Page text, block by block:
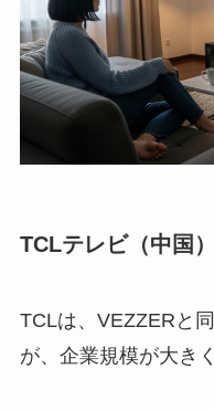
TCLテレビ（中国
TCLは、VEZZERと
が、企業規模が大き